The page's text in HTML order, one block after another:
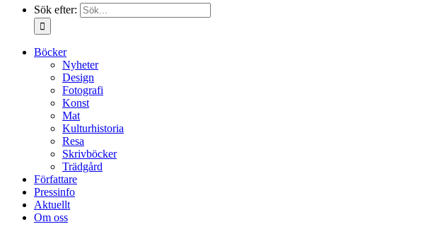
Sök efter:
Böcker
Nyheter
Design
Fotografi
Konst
Mat
Kulturhistoria
Resa
Skrivböcker
Trädgård
Författare
Pressinfo
Aktuellt
Om oss